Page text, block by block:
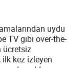
uydu
TV gibi over-the-
ücretsiz
ilk kez izleyen